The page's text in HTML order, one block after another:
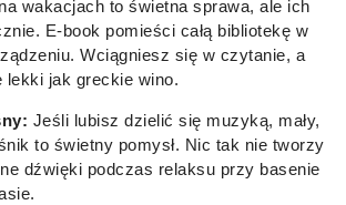
wakacjach to świetna sprawa, ale ich
E-book pomieści całą bibliotekę w
Wciągniesz się w czytanie, a
lekki jak greckie wino.
Jeśli lubisz dzielić się muzyką, mały,
to świetny pomysł. Nic tak nie tworzy
dźwięki podczas relaksu przy basenie